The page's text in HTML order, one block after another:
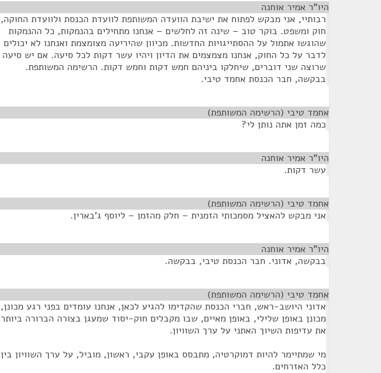
היו"ר אמיר אוחנה
רבותיי, אני מבקש לפתוח את ישיבת הוועדה המשותפת לוועדת הכנסת ולוועדת החוקה,
חוק ומשפט. בוקר טוב – שינה זה לחלשים – אנחנו מתחילים בהנמקות, כל ההנמקות
שהוגשו אתמול על ההסתייגויות החדשות. מכיוון שהיריעה מצומצמת ואנחנו לא יכולים
לדבר על כל החוק, אנחנו מצמצמים את הדיון ויהיו עשר דקות לכל סיעה. אם יש סיעה
שרוצה שני דוברים, שיחלקו ביניהם חמש דקות וחמש דקות. הרשימה המשותפת.
בבקשה, חבר הכנסת אחמד טיבי.
אחמד טיבי (הרשימה המשותפת)
כמה זמן אתה נותן לי?
היו"ר אמיר אוחנה
עשר דקות.
אחמד טיבי (הרשימה המשותפת)
אני מבקש להאציל מסמכותי הזמנית – חלק מהזמן – ליוסף ג'בארין.
היו"ר אמיר אוחנה
בבקשה, אדוני. חבר הכנסת טיבי, בבקשה.
אחמד טיבי (הרשימה המשותפת)
אדוני היושב-ראש, חברי הכנסת שהקדימו להגיע לכאן, אנחנו עומדים בפני רגע מכונן,
מכונן באופן שלילי, באופן מאיים, שבו מקבלים חוק-יסוד שמעגן בצורה הברורה ביותר
את עדיפות השיוך האתני על ערך השוויון.
מי שמתיימר להיות דמוקרטיה, מתבסס באופן עקבי, ראשון, מוביל, על ערך השוויון בין
כלל האזרחים.